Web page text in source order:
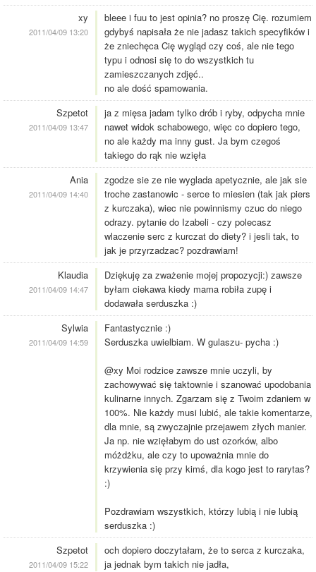
xy
2011/04/09 13:20
bleee i fuu to jest opinia? no proszę Cię. rozumiem
gdybyś napisała że nie jadasz takich specyfików i
że zniechęca Cię wygląd czy coś, ale nie tego
typu i odnosi się to do wszystkich tu
zamieszczanych zdjęć..
no ale dość spamowania.
Szpetot
2011/04/09 13:47
ja z mięsa jadam tylko drób i ryby, odpycha mnie
nawet widok schabowego, więc co dopiero tego,
no ale każdy ma inny gust. Ja bym czegoś
takiego do rąk nie wzięła
Ania
2011/04/09 14:40
zgodze sie ze nie wyglada apetycznie, ale jak sie
troche zastanowic - serce to miesien (tak jak piers
z kurczaka), wiec nie powinnismy czuc do niego
odrazy. pytanie do Izabeli - czy polecasz
wlaczenie serc z kurczat do diety? i jesli tak, to
jak je przyrzadzac? pozdrawiam!
Klaudia
2011/04/09 14:47
Dziękuję za zważenie mojej propozycji:) zawsze
byłam ciekawa kiedy mama robiła zupę i
dodawała serduszka :)
Sylwia
2011/04/09 14:59
Fantastycznie :)
Serduszka uwielbiam. W gulaszu- pycha :)
@xy Moi rodzice zawsze mnie uczyli, by
zachowywać się taktownie i szanować upodobania
kulinarne innych. Zgarzam się z Twoim zdaniem w
100%. Nie każdy musi lubić, ale takie komentarze,
dla mnie, są zwyczajnie przejawem złych manier.
Ja np. nie wzięłabym do ust ozorków, albo
móżdżku, ale czy to upoważnia mnie do
krzywienia się przy kimś, dla kogo jest to rarytas?
:)
Pozdrawiam wszystkich, którzy lubią i nie lubią
serduszka :)
Szpetot
2011/04/09 15:22
och dopiero doczytałam, że to serca z kurczaka,
ja jednak bym takich nie jadła,